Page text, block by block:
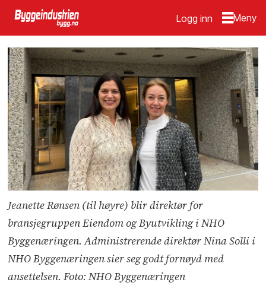
Logg inn
Jeanette Rønsen (til høyre) blir direktør for
bransjegruppen Eiendom og Byutvikling i NHO
Byggenæringen. Administrerende direktør Nina Solli i
NHO Byggenæringen sier seg godt fornøyd med
ansettelsen. Foto: NHO Byggenæringen